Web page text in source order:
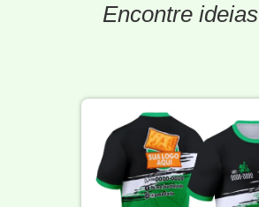
Molde de Costura
Motocross
Língua Portuguesa
Encontre